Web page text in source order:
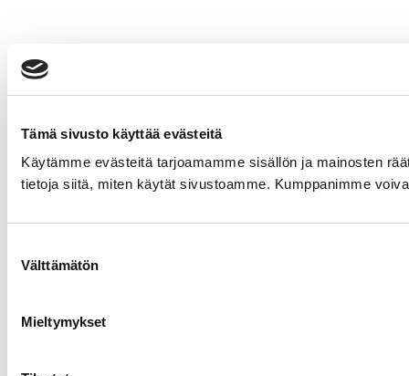
Tämä sivusto käyttää evästeitä
Käytämme evästeitä tarjoamamme sisällön ja mainosten
tietoja siitä, miten käytät sivustoamme. Kumppanimme
valinta
Välttämätön
Mieltymykset